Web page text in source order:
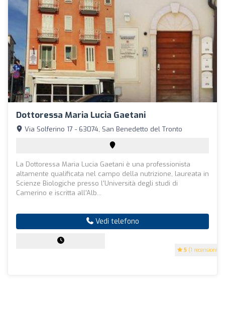
Dottoressa Maria Lucia Gaetani
5 (1 recensioni)
Via Solferino 17 - 63074, San Benedetto del Tronto
La Dottoressa Maria Lucia Gaetani è una professionista
altamente qualificata nel campo della nutrizione, laureata in
Scienze Biologiche presso l'Università degli studi di
Camerino e iscritta all'Alb...
Vedi telefono